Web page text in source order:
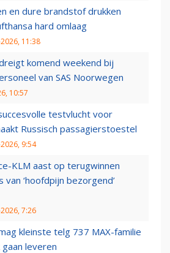
en dure brandstof drukken
hard omlaag
11:38
komend weekend bij
van SAS Noorwegen
10:57
testvlucht voor
Russisch passagierstoestel
9:54
KLM aast op terugwinnen
van ‘hoofdpijn bezorgend’
7:26
kleinste telg 737 MAX-familie
leveren